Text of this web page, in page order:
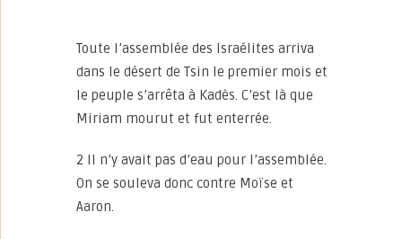
Toute l’assemblée des Israélites arriva
dans le désert de Tsin le premier mois et
le peuple s’arrêta à Kadès. C’est là que
Miriam mourut et fut enterrée.
2 Il n’y avait pas d’eau pour l’assemblée.
On se souleva donc contre Moïse et
Aaron.